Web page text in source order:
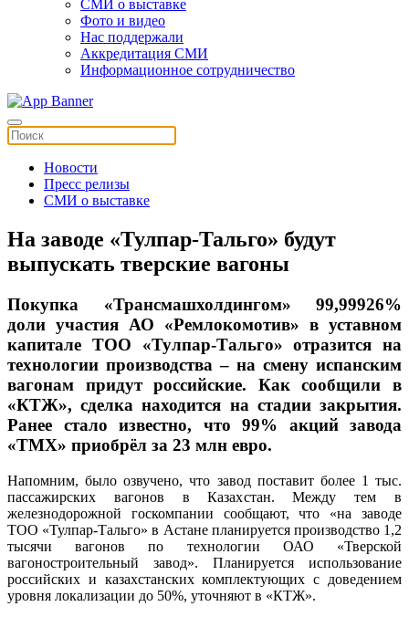
СМИ о выставке
Фото и видео
Нас поддержали
Аккредитация СМИ
Информационное сотрудничество
Новости
Пресс релизы
СМИ о выставке
На заводе «Тулпар-Тальго» будут
выпускать тверские вагоны
Покупка «Трансмашхолдингом» 99,99926%
доли участия АО «Ремлокомотив» в уставном
капитале ТОО «Тулпар-Тальго» отразится на
технологии производства – на смену испанским
вагонам придут российские. Как сообщили в
«КТЖ», сделка находится на стадии закрытия.
Ранее стало известно, что 99% акций завода
«ТМХ» приобрёл за 23 млн евро.
Напомним, было озвучено, что завод поставит более 1 тыс.
пассажирских вагонов в Казахстан. Между тем в
железнодорожной госкомпании сообщают, что «на заводе
ТОО «Тулпар-Тальго» в Астане планируется производство 1,2
тысячи вагонов по технологии ОАО «Тверской
вагоностроительный завод». Планируется использование
российских и казахстанских комплектующих с доведением
уровня локализации до 50%, уточняют в «КТЖ».